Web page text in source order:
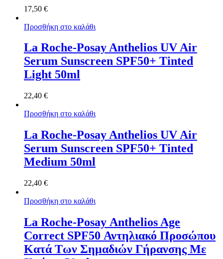
17,50 €
Προσθήκη στο καλάθι
La Roche-Posay Anthelios UV Air
Serum Sunscreen SPF50+ Tinted
Light 50ml
22,40 €
Προσθήκη στο καλάθι
La Roche-Posay Anthelios UV Air
Serum Sunscreen SPF50+ Tinted
Medium 50ml
22,40 €
Προσθήκη στο καλάθι
La Roche-Posay Αnthelios Age
Correct SPF50 Αντηλιακό Προσώπου
Κατά Των Σημαδιών Γήρανσης Με